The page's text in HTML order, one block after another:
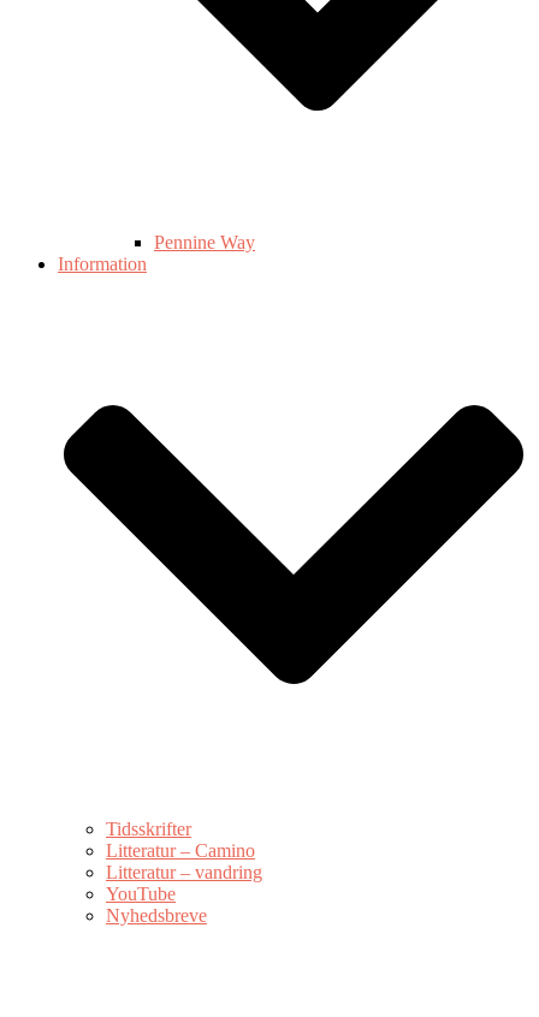
Pennine Way
Information
Tidsskrifter
Litteratur – Camino
Litteratur – vandring
YouTube
Nyhedsbreve